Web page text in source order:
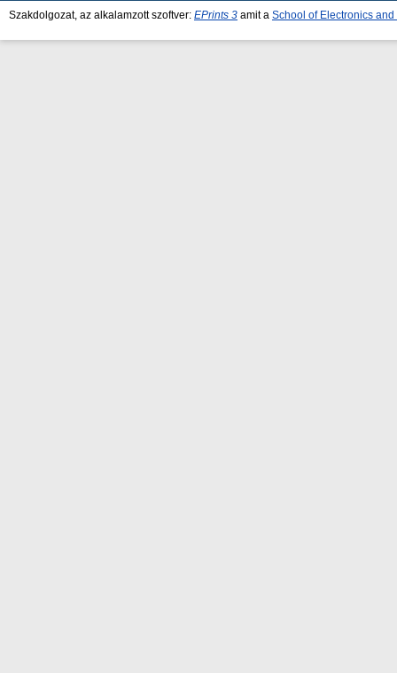
Szakdolgozat, az alkalamzott szoftver: EPrints 3 amit a School of Electronics